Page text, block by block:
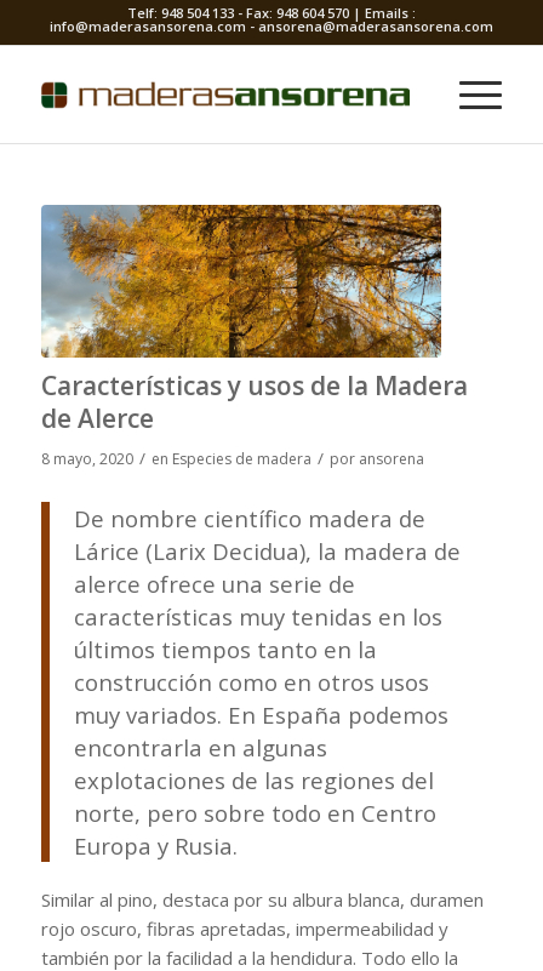
Telf: 948 504 133 - Fax: 948 604 570 | Emails :
info@maderasansorena.com - ansorena@maderasansorena.com
Características y usos de la Madera
de Alerce
8 mayo, 2020 / en Especies de madera / por ansorena
De nombre científico madera de
Lárice (Larix Decidua), la madera de
alerce ofrece una serie de
características muy tenidas en los
últimos tiempos tanto en la
construcción como en otros usos
muy variados. En España podemos
encontrarla en algunas
explotaciones de las regiones del
norte, pero sobre todo en Centro
Europa y Rusia.
Similar al pino, destaca por su albura blanca, duramen
rojo oscuro, fibras apretadas, impermeabilidad y
también por la facilidad a la hendidura. Todo ello la